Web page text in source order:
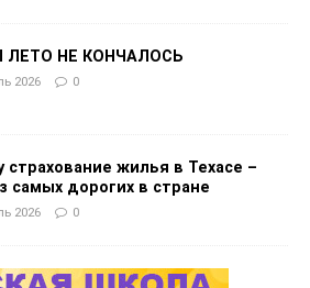
ЛЕТО НЕ КОНЧАЛОСЬ
2026 0
страхование жилья в Техасе –
самых дорогих в стране
2026 0